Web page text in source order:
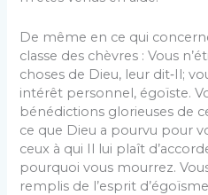
De même en ce qui
classe des chèvres : Vous
choses de Dieu, leur dit‑Il;
intérêt personnel, égoïste.
bénédictions glorieuses de
ce que Dieu a pourvu pour
ceux à qui Il lui plaît
pourquoi vous mourrez.
remplis de l’esprit